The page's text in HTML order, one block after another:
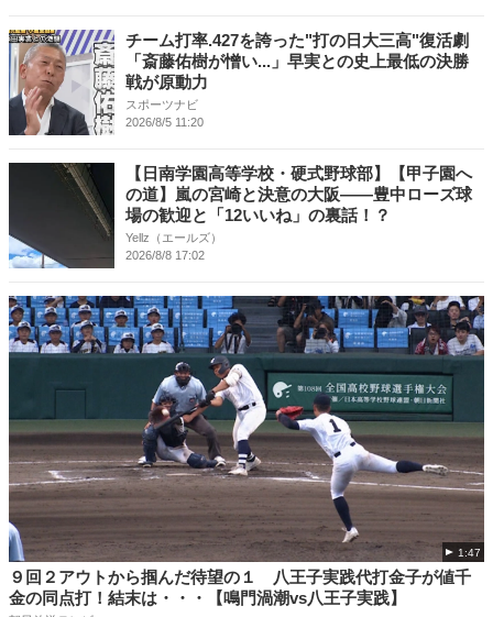
チーム打率.427を誇った"打の日大三高"復活劇
「斎藤佑樹が憎い...」早実との史上最低の決勝
戦が原動力
スポーツナビ
2026/8/5 11:20
【日南学園高等学校・硬式野球部】【甲子園へ
の道】嵐の宮崎と決意の大阪――豊中ローズ球
場の歓迎と「12いいね」の裏話！？
Yellz（エールズ）
2026/8/8 17:02
1:47
９回２アウトから掴んだ待望の１ 八王子実践代打金子が値千
金の同点打！結末は・・・【鳴門渦潮vs八王子実践】